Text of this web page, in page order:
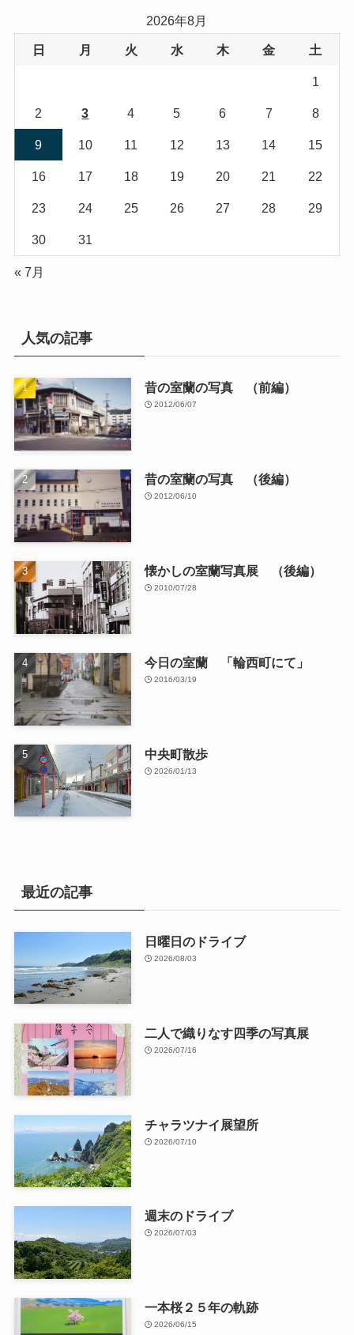
2026年8月
日 月 火 水 木 金 土
1
2 3 4 5 6 7 8
9 10 11 12 13 14 15
16 17 18 19 20 21 22
23 24 25 26 27 28 29
30 31
« 7月
人気の記事
昔の室蘭の写真 （前編）
2012/06/07
昔の室蘭の写真 （後編）
2012/06/10
懐かしの室蘭写真展 （後編）
2010/07/28
今日の室蘭 「輪西町にて」
2016/03/19
中央町散歩
2026/01/13
最近の記事
日曜日のドライブ
2026/08/03
二人で織りなす四季の写真展
2026/07/16
チャラツナイ展望所
2026/07/10
週末のドライブ
2026/07/03
一本桜２５年の軌跡
2026/06/15